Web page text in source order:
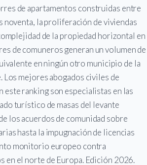
de apartamentos construidas entre
noventa, la proliferación de viviendas
de la propiedad horizontal en
de comuneros generan un volumen de
en ningún otro municipio de la
Los mejores abogados civiles de
este ranking son especialistas en las
turístico de masas del levante
los acuerdos de comunidad sobre
hasta la impugnación de licencias
monitorio europeo contra
en el norte de Europa. Edición 2026.